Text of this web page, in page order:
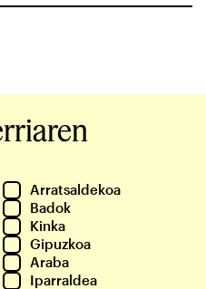
Arratsaldekoa
Badok
Kinka
Gipuzkoa
Araba
Iparraldea